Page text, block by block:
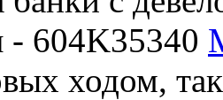
- 604K35340
ходом,